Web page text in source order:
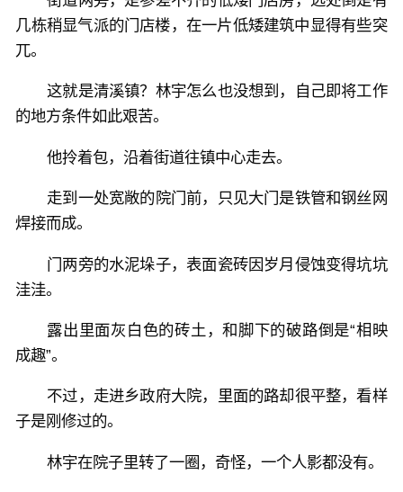
几栋稍显气派的门店楼，在一片低矮建筑中显得有些突
兀。
这就是清溪镇？林宇怎么也没想到，自己即将工作
的地方条件如此艰苦。
他拎着包，沿着街道往镇中心走去。
走到一处宽敞的院门前，只见大门是铁管和钢丝网
焊接而成。
门两旁的水泥垛子，表面瓷砖因岁月侵蚀变得坑坑
洼洼。
露出里面灰白色的砖土，和脚下的破路倒是“相映
成趣”。
不过，走进乡政府大院，里面的路却很平整，看样
子是刚修过的。
林宇在院子里转了一圈，奇怪，一个人影都没有。